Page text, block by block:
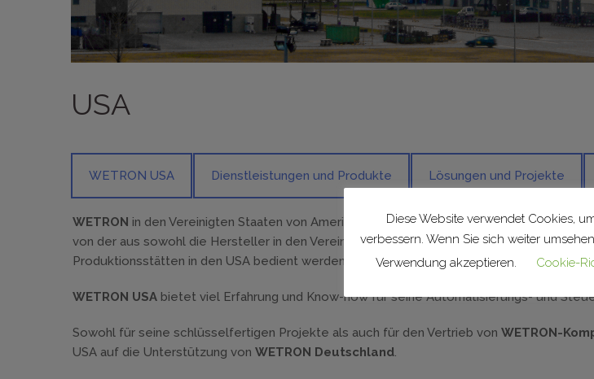
USA
WETRON USA Dienstleistungen und Produkte Lösungen und Projekte
WETRON in den Vereinigten Staaten von Amerika verfügt über eine Handelsniederlassung
von der aus sowohl die Hersteller in den Vereinigten Staaten als die großen
Produktionsstätten in den USA bedient werden.
WETRON USA bietet viel Erfahrung und Know-how für seine Automatisierungs- und
Sowohl für seine schlüsselfertigen Projekte als auch für den Vertrieb von WETRON-
USA auf die Unterstützung von WETRON Deutschland.
Diese Website verwendet Cookies,
verbessern. Wenn Sie sich weiter
Verwendung akzeptieren.
Cookie-